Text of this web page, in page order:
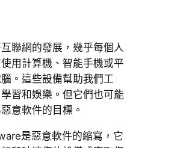
聯網的發展，幾乎每個人
用計算機、智能手機或平
。這些設備幫助我們工
習和娛樂。但它們也可能
意軟件的目標。
是惡意軟件的縮寫，它